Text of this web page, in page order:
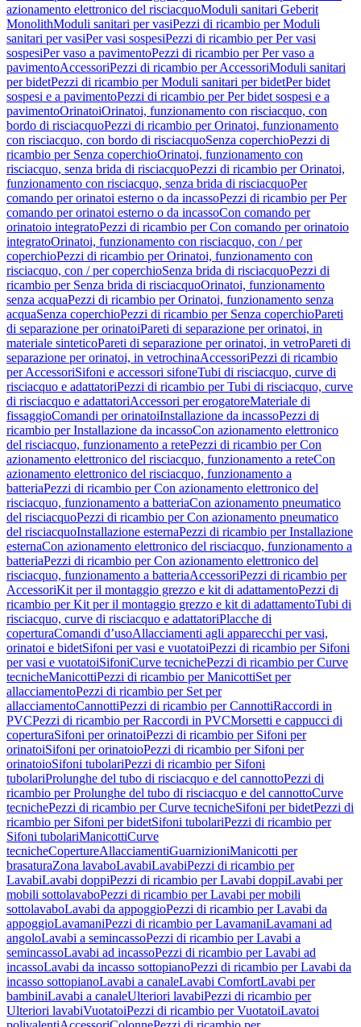
azionamento elettronico del risciacquoModuli sanitari Geberit
MonolithModuli sanitari per vasiPezzi di ricambio per Moduli
sanitari per vasiPer vasi sospesiPezzi di ricambio per Per vasi
sospesiPer vaso a pavimentoPezzi di ricambio per Per vaso a
pavimentoAccessoriPezzi di ricambio per AccessoriModuli sanitari
per bidetPezzi di ricambio per Moduli sanitari per bidetPer bidet
sospesi e a pavimentoPezzi di ricambio per Per bidet sospesi e a
pavimentoOrinatoiOrinatoi, funzionamento con risciacquo, con
bordo di risciacquoPezzi di ricambio per Orinatoi, funzionamento
con risciacquo, con bordo di risciacquoSenza coperchioPezzi di
ricambio per Senza coperchioOrinatoi, funzionamento con
risciacquo, senza brida di risciacquoPezzi di ricambio per Orinatoi,
funzionamento con risciacquo, senza brida di risciacquoPer
comando per orinatoi esterno o da incassoPezzi di ricambio per Per
comando per orinatoi esterno o da incassoCon comando per
orinatoio integratoPezzi di ricambio per Con comando per orinatoio
integratoOrinatoi, funzionamento con risciacquo, con / per
coperchioPezzi di ricambio per Orinatoi, funzionamento con
risciacquo, con / per coperchioSenza brida di risciacquoPezzi di
ricambio per Senza brida di risciacquoOrinatoi, funzionamento
senza acquaPezzi di ricambio per Orinatoi, funzionamento senza
acquaSenza coperchioPezzi di ricambio per Senza coperchioPareti
di separazione per orinatoiPareti di separazione per orinatoi, in
materiale sinteticoPareti di separazione per orinatoi, in vetroPareti di
separazione per orinatoi, in vetrochinaAccessoriPezzi di ricambio
per AccessoriSifoni e accessori sifoneTubi di risciacquo, curve di
risciacquo e adattatoriPezzi di ricambio per Tubi di risciacquo, curve
di risciacquo e adattatoriAccessori per erogatoreMateriale di
fissaggioComandi per orinatoiInstallazione da incassoPezzi di
ricambio per Installazione da incassoCon azionamento elettronico
del risciacquo, funzionamento a retePezzi di ricambio per Con
azionamento elettronico del risciacquo, funzionamento a reteCon
azionamento elettronico del risciacquo, funzionamento a
batteriaPezzi di ricambio per Con azionamento elettronico del
risciacquo, funzionamento a batteriaCon azionamento pneumatico
del risciacquoPezzi di ricambio per Con azionamento pneumatico
del risciacquoInstallazione esternaPezzi di ricambio per Installazione
esternaCon azionamento elettronico del risciacquo, funzionamento a
batteriaPezzi di ricambio per Con azionamento elettronico del
risciacquo, funzionamento a batteriaAccessoriPezzi di ricambio per
AccessoriKit per il montaggio grezzo e kit di adattamentoPezzi di
ricambio per Kit per il montaggio grezzo e kit di adattamentoTubi di
risciacquo, curve di risciacquo e adattatoriPlacche di
coperturaComandi d’usoAllacciamenti agli apparecchi per vasi,
orinatoi e bidetSifoni per vasi e vuotatoiPezzi di ricambio per Sifoni
per vasi e vuotatoiSifoniCurve tecnichePezzi di ricambio per Curve
tecnicheManicottiPezzi di ricambio per ManicottiSet per
allacciamentoPezzi di ricambio per Set per
allacciamentoCannottiPezzi di ricambio per CannottiRaccordi in
PVCPezzi di ricambio per Raccordi in PVCMorsetti e cappucci di
coperturaSifoni per orinatoiPezzi di ricambio per Sifoni per
orinatoiSifoni per orinatoioPezzi di ricambio per Sifoni per
orinatoioSifoni tubolariPezzi di ricambio per Sifoni
tubolariProlunghe del tubo di risciacquo e del cannottoPezzi di
ricambio per Prolunghe del tubo di risciacquo e del cannottoCurve
tecnichePezzi di ricambio per Curve tecnicheSifoni per bidetPezzi di
ricambio per Sifoni per bidetSifoni tubolariPezzi di ricambio per
Sifoni tubolariManicottiCurve
tecnicheCopertureAllacciamentiGuarnizioniManicotti per
brasaturaZona lavaboLavabiLavabiPezzi di ricambio per
LavabiLavabi doppiPezzi di ricambio per Lavabi doppiLavabi per
mobili sottolavaboPezzi di ricambio per Lavabi per mobili
sottolavaboLavabi da appoggioPezzi di ricambio per Lavabi da
appoggioLavamaniPezzi di ricambio per LavamaniLavamani ad
angoloLavabi a semincassoPezzi di ricambio per Lavabi a
semincassoLavabi ad incassoPezzi di ricambio per Lavabi ad
incassoLavabi da incasso sottopianoPezzi di ricambio per Lavabi da
incasso sottopianoLavabi a canaleLavabi ComfortLavabi per
bambiniLavabi a canaleUlteriori lavabiPezzi di ricambio per
Ulteriori lavabiVuotatoiPezzi di ricambio per VuotatoiLavatoi